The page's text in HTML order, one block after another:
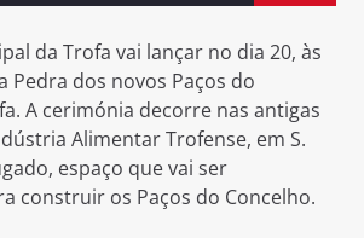
da Trofa vai lançar no dia 20, às
Pedra dos novos Paços do
A cerimónia decorre nas antigas
Alimentar Trofense, em S.
espaço que vai ser
construir os Paços do Concelho.